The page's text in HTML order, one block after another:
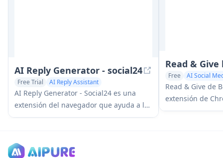
AI Reply Generator - social24
Free Trial
AI Reply Assistant
AI Social Media Assistant
AI Reply Generator - Social24 es una
extensión del navegador que ayuda a los
usuarios a generar respuestas de IA
incluyendo Instagram, Facebook, TikTok,
Read & Give
Free AI Social
Read & Give de
extensión de
para analizar el